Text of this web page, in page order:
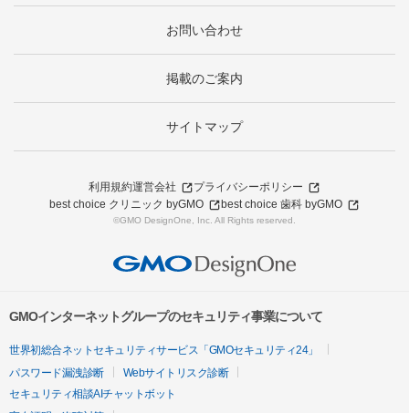
お問い合わせ
掲載のご案内
サイトマップ
利用規約運営会社
プライバシーポリシー
best choice クリニック byGMO
best choice 歯科 byGMO
©GMO DesignOne, Inc. All Rights reserved.
GMOインターネットグループのセキュリティ事業について
世界初総合ネットセキュリティサービス「GMOセキュリティ24」
パスワード漏洩診断
Webサイトリスク診断
セキュリティ相談AIチャットボット